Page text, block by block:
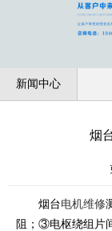
新闻中心
烟
烟台电机维修
阻；③电枢绕组片